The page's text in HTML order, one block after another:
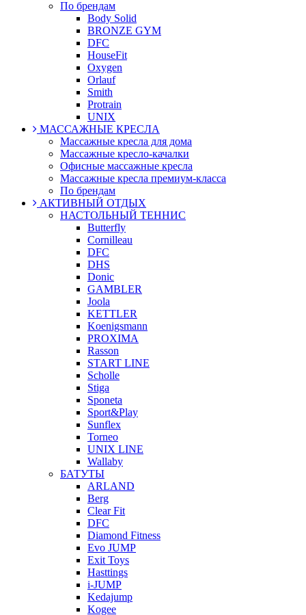
По брендам
Body Solid
BRONZE GYM
DFC
HouseFit
Oxygen
Orlauf
Smith
Protrain
UNIX
МАССАЖНЫЕ КРЕСЛА
Массажные кресла для дома
Массажные кресло-качалки
Офисные массажные кресла
Массажные кресла премиум-класса
По брендам
АКТИВНЫЙ ОТДЫХ
НАСТОЛЬНЫЙ ТЕННИС
Butterfly
Cornilleau
DFC
DHS
Donic
GAMBLER
Joola
KETTLER
Koenigsmann
PROXIMA
Rasson
START LINE
Scholle
Stiga
Sponeta
Sport&Play
Sunflex
Torneo
UNIX LINE
Wallaby
БАТУТЫ
ARLAND
Berg
Clear Fit
DFC
Diamond Fitness
Evo JUMP
Exit Toys
Hasttings
i-JUMP
Kedajump
Kogee